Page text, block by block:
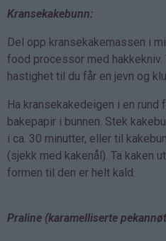
Kransekakebunn:
Del opp kransekakemassen i
food processor med hakkekniv.
hastighet til du får en jevn og
Ha kransekakedeigen i en
bakepapir i bunnen. Stek
i ca. 30 minutter, eller til
(sjekk med kakenål). Ta kaken
formen til den er helt kald.
Praline (karamelliserte